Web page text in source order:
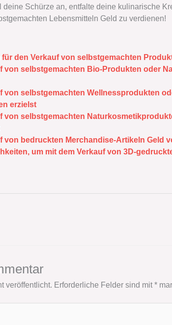
deine Schürze an, entfalte deine kulinarische
Lebensmitteln Geld zu verdienen!
für den Verkauf von selbstgemachten
von selbstgemachten Bio-Produkten oder
von selbstgemachten Wellnessprodukten
erzielst
von selbstgemachten
von bedruckten Merchandise-Artikeln Geld
um mit dem Verkauf von 3D-
veröffentlicht. Erforderliche Felder sind mit *